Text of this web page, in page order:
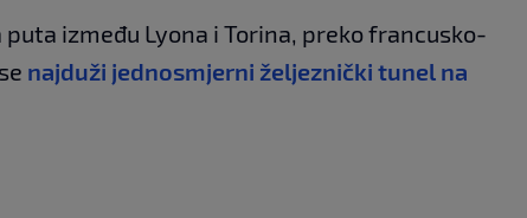
između Lyona i Torina, preko francusko-
najduži jednosmjerni željeznički tunel na